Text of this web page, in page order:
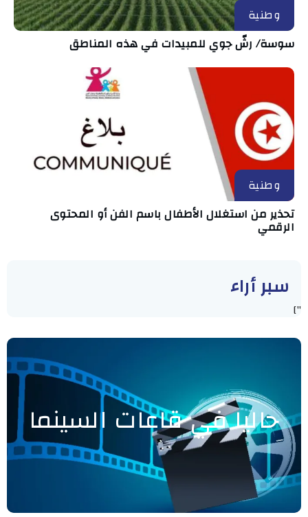
وطنية
سوسة/ رشّ جوي للمبيدات في هذه المناطق
وطنية
تحذير من استغلال الأطفال باسم الفن أو المحتوى
الرقمي
سبر أراء
"]
حاليا في قاعات السينما